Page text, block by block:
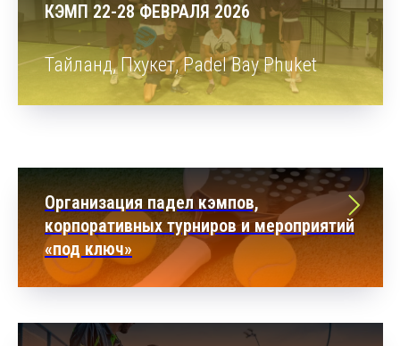
КЭМП 22-28 ФЕВРАЛЯ 2026
Тайланд, Пхукет, Padel Bay Phuket
Организация падел кэмпов,
корпоративных турниров и мероприятий
«под ключ»